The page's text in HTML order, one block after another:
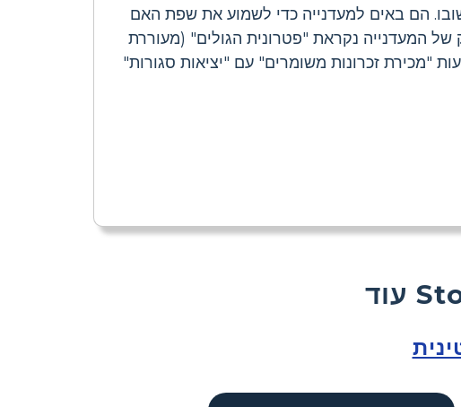
הם באים למעדנייה כדי לשמוע את שפת האם
המעדנייה נקראת "פטרונית הגולים" (מעוררת
"מכירת זכרונות משומרים" עם "יציאות סגורות"